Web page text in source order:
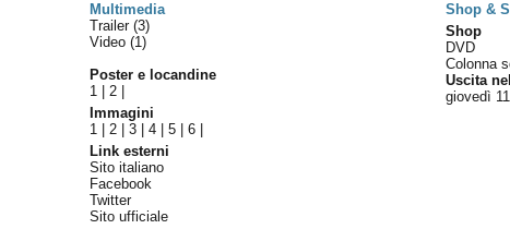
Multimedia
Shop &
Trailer (3)
Video (1)
Poster e locandine
1 |2
Immagini
1 |2 |3 |4 |5 |6
Link esterni
Sito italiano
Facebook
Twitter
Sito ufficiale
Shop
DVD
Colonna
Uscita
giovedì 11